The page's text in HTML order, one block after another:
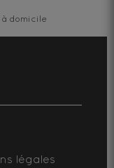
domicile
légales